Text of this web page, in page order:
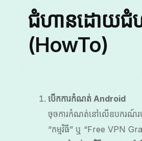
ជំហានដោយជំ
(HowTo)
បើកការកំណត់ Android
ចុចការកំណត់នៅលើឧបករណ៍របស់
“កម្មវិធី” ឬ “Free VPN